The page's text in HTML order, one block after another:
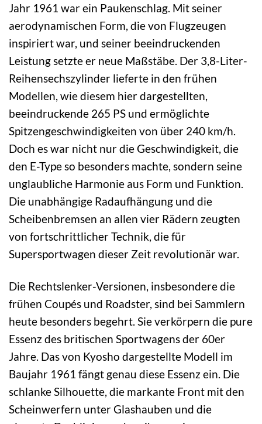
Jahr 1961 war ein Paukenschlag. Mit seiner
aerodynamischen Form, die von Flugzeugen
inspiriert war, und seiner beeindruckenden
Leistung setzte er neue Maßstäbe. Der 3,8-Liter-
Reihensechszylinder lieferte in den frühen
Modellen, wie diesem hier dargestellten,
beeindruckende 265 PS und ermöglichte
Spitzengeschwindigkeiten von über 240 km/h.
Doch es war nicht nur die Geschwindigkeit, die
den E-Type so besonders machte, sondern seine
unglaubliche Harmonie aus Form und Funktion.
Die unabhängige Radaufhängung und die
Scheibenbremsen an allen vier Rädern zeugten
von fortschrittlicher Technik, die für
Supersportwagen dieser Zeit revolutionär war.
Die Rechtslenker-Versionen, insbesondere die
frühen Coupés und Roadster, sind bei Sammlern
heute besonders begehrt. Sie verkörpern die pure
Essenz des britischen Sportwagens der 60er
Jahre. Das von Kyosho dargestellte Modell im
Baujahr 1961 fängt genau diese Essenz ein. Die
schlanke Silhouette, die markante Front mit den
Scheinwerfern unter Glashauben und die